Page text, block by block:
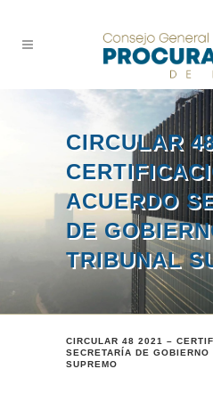
CIRCULAR
ACUERDO
DE
TRIBUNAL
CIRCULAR 48 2021 –
SECRETARÍA DE GOBIERNO
SUPREMO